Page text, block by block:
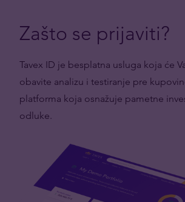
Zašto se prijaviti?
Tavex ID je besplatna usluga koja će
obavite analizu i testiranje pre
platforma koja osnažuje pametne
odluke.